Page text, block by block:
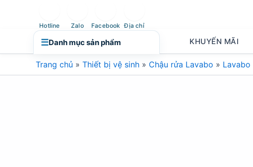
☰Danh mục sản phẩm
Hotline Zalo Facebook Địa chỉ
KHUYẾN MÃI
Trang chủ » Thiết bị vệ sinh » Chậu rửa Lavabo » Lavabo